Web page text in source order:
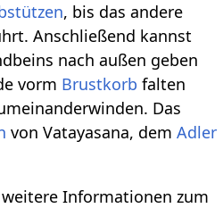
, bis das andere
Anschließend kannst
nach außen geben
vorm Brustkorb falten
Das
von Vatayasana, demAdler
Informationen zum